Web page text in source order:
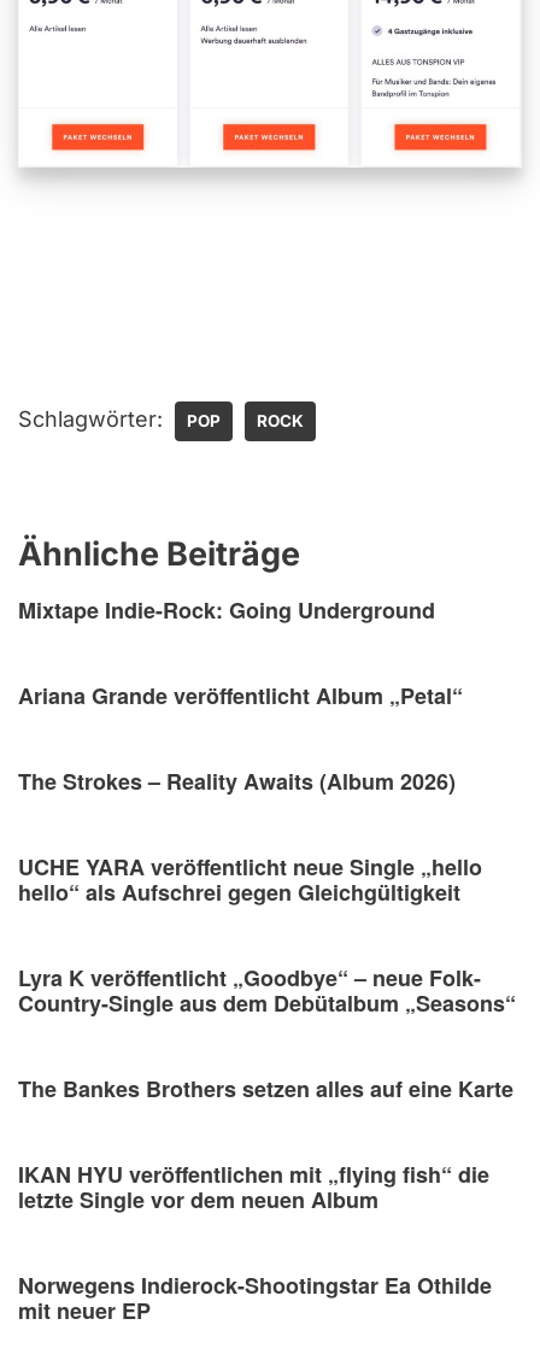
Schlagwörter: POP ROCK
Ähnliche Beiträge
Mixtape Indie-Rock: Going Underground
Ariana Grande veröffentlicht Album „Petal“
The Strokes – Reality Awaits (Album 2026)
UCHE YARA veröffentlicht neue Single „hello
hello“ als Aufschrei gegen Gleichgültigkeit
Lyra K veröffentlicht „Goodbye“ – neue Folk-
Country-Single aus dem Debütalbum „Seasons“
The Bankes Brothers setzen alles auf eine Karte
IKAN HYU veröffentlichen mit „flying fish“ die
letzte Single vor dem neuen Album
Norwegens Indierock-Shootingstar Ea Othilde
mit neuer EP